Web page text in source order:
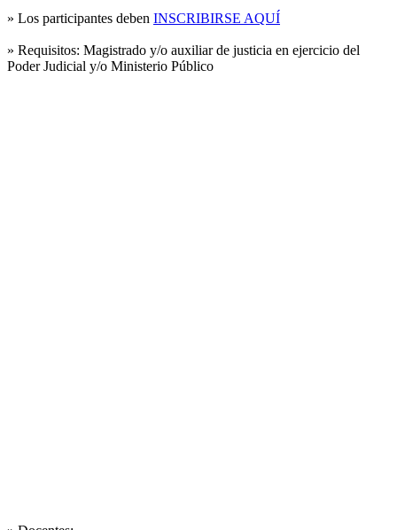
» Los participantes deben INSCRIBIRSE AQUÍ
» Requisitos: Magistrado y/o auxiliar de justicia en ejercicio del
Poder Judicial y/o Ministerio Público